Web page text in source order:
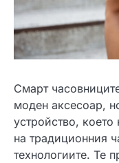
Смарт
моден аксесоар,
устройство,
на традиционния
технологиите. Те